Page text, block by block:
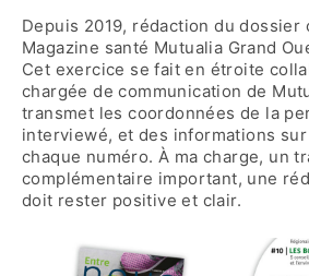
Depuis 2019, rédaction du dossier
Magazine santé Mutualia Grand
Cet exercice se fait en étroite
chargée de communication de
transmet les coordonnées de la
interviewé, et des informations
chaque numéro. À ma charge, un
complémentaire important, une
doit rester positive et clair.